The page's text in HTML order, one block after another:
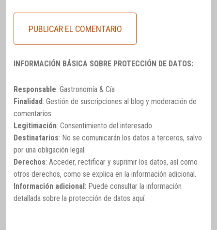
INFORMACIÓN BÁSICA SOBRE PROTECCIÓN DE DATOS:
Responsable: Gastronomía & Cía
Finalidad: Gestión de suscripciones al blog y moderación de
comentarios
Legitimación: Consentimiento del interesado
Destinatarios: No se comunicarán los datos a terceros, salvo
por una obligación legal.
Derechos: Acceder, rectificar y suprimir los datos, así como
otros derechos, como se explica en la información adicional.
Información adicional: Puede consultar la información
detallada sobre la protección de datos aquí.